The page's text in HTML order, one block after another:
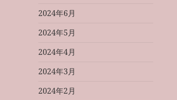
2024年6月
2024年5月
2024年4月
2024年3月
2024年2月